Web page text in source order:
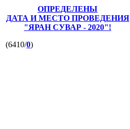
ОПРЕДЕЛЕНЫ
ДАТА И МЕСТО ПРОВЕДЕНИЯ
"ЯРАН СУВАР - 2020"!
(6410/0)